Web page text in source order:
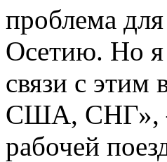
проблема
Осетию. Но я
связи с этим
США, СНГ», –
рабочей